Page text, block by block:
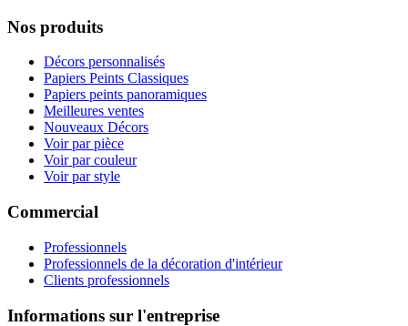
Nos produits
Décors personnalisés
Papiers Peints Classiques
Papiers peints panoramiques
Meilleures ventes
Nouveaux Décors
Voir par pièce
Voir par couleur
Voir par style
Commercial
Professionnels
Professionnels de la décoration d'intérieur
Clients professionnels
Informations sur l'entreprise